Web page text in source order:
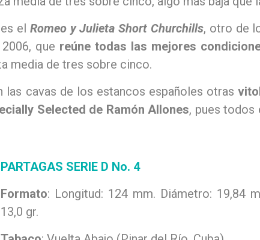
el Romeo y Julieta Short Churchills, otro de
que reúne todas las mejores
media de tres sobre cinco.
cavas de los estancos españoles otras
Selected de Ramón Allones, pues todos
PARTAGAS SERIE D No. 4
Formato: Longitud: 124 mm. Diámetro: 19,84
13,0 gr.